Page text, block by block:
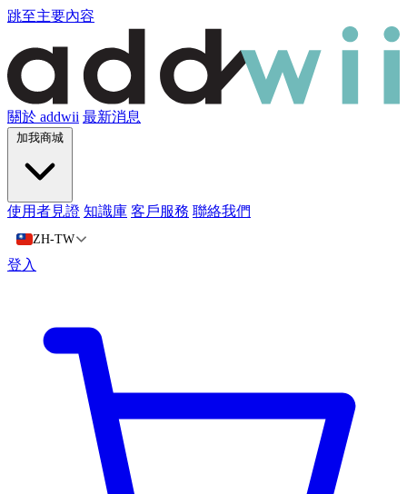
跳至主要內容
關於 addwii 最新消息
加我商城
使用者見證 知識庫 客戶服務 聯絡我們
ZH-TW
登入